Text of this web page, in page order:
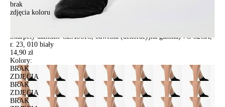
brak
zdjęcia koloru
Skarpety damskie CLASSIC, bawełna (dekoracyjna gumka) 7С-32СП,
Skarpety damskie CLASSIC, bawełna (dekoracyjna gumka) 7С-32СП,
r. 23, 010 biały
14,90 zł
Kolory:
BRAK
ZDJĘCIA
BRAK
ZDJĘCIA
BRAK